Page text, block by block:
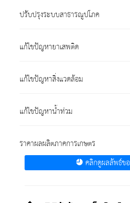
ปรับปรุงระบบสาธารณูปโภค
แก้ไขปัญหายาเสพติด
แก้ไขปัญหาสิ่งแวดล้อม
แก้ไขปัญหาน้ำท่วม
ราคาผลผลิตภาคการเกษตร
คลิกดูผลลัพธ์ข